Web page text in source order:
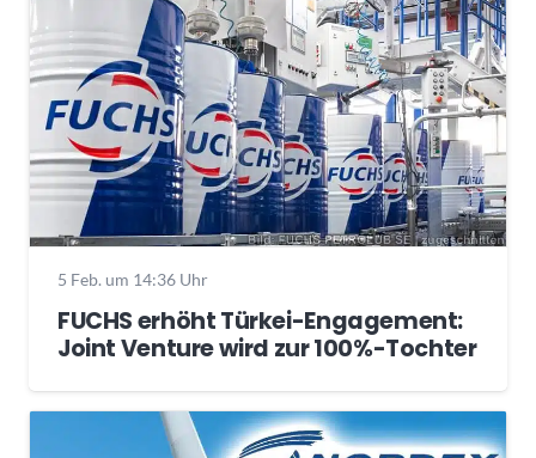
5 Feb. um 14:36 Uhr
FUCHS erhöht Türkei-Engagement:
Joint Venture wird zur 100%-Tochter